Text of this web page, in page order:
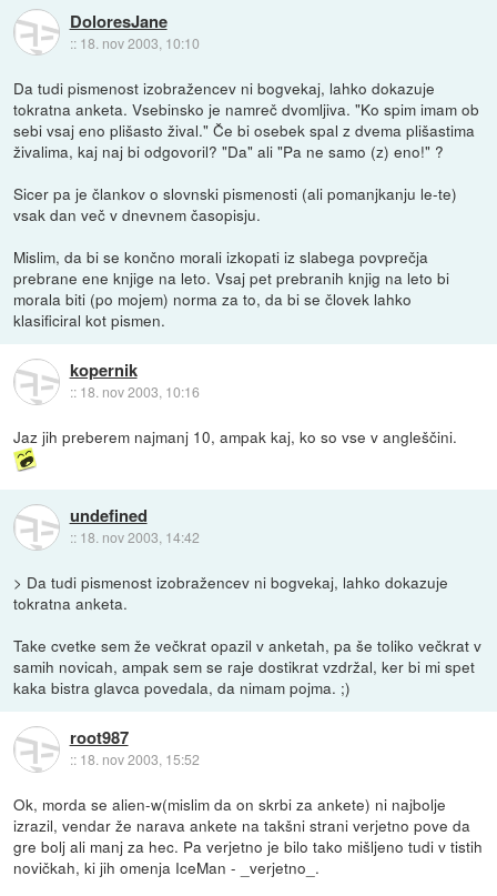
DoloresJane
:: 18. nov 2003, 10:10
Da tudi pismenost izobražencev ni bogvekaj, lahko dokazuje
tokratna anketa. Vsebinsko je namreč dvomljiva. "Ko spim imam ob
sebi vsaj eno plišasto žival." Če bi osebek spal z dvema plišastima
živalima, kaj naj bi odgovoril? "Da" ali "Pa ne samo (z) eno!" ?
Sicer pa je člankov o slovnski pismenosti (ali pomanjkanju le-te)
vsak dan več v dnevnem časopisju.
Mislim, da bi se končno morali izkopati iz slabega povprečja
prebrane ene knjige na leto. Vsaj pet prebranih knjig na leto bi
morala biti (po mojem) norma za to, da bi se človek lahko
klasificiral kot pismen.
kopernik
:: 18. nov 2003, 10:16
Jaz jih preberem najmanj 10, ampak kaj, ko so vse v angleščini.
undefined
:: 18. nov 2003, 14:42
> Da tudi pismenost izobražencev ni bogvekaj, lahko dokazuje
tokratna anketa.
Take cvetke sem že večkrat opazil v anketah, pa še toliko večkrat v
samih novicah, ampak sem se raje dostikrat vzdržal, ker bi mi spet
kaka bistra glavca povedala, da nimam pojma. ;)
root987
:: 18. nov 2003, 15:52
Ok, morda se alien-w(mislim da on skrbi za ankete) ni najbolje
izrazil, vendar že narava ankete na takšni strani verjetno pove da
gre bolj ali manj za hec. Pa verjetno je bilo tako mišljeno tudi v tistih
novičkah, ki jih omenja IceMan - _verjetno_.